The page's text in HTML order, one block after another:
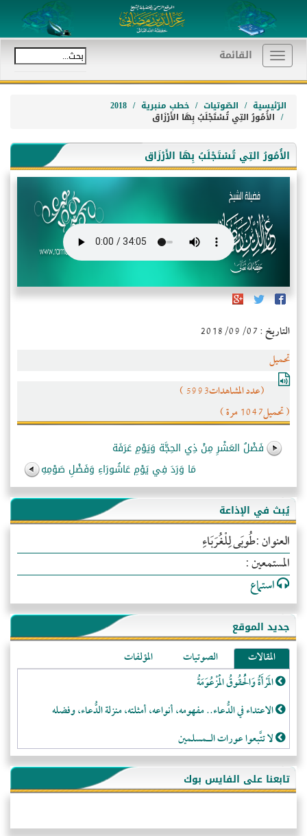
Toggle
navigation
القائمة
الرّئيسية الصّوتيات خطب منبرية 2018
الأُمُورُ التِي تُسْتَجْلَبُ بِهَا الأَرْزَاق
الأُمُورُ التِي تُسْتَجْلَبُ بِهَا الأَرْزَاق
التاريخ : 2018/09/07
تحميل
(عدد المشاهدات5993 )
( تحميل1047 مرة )
فَضْلُ العَشْرِ مِنْ ذِي الحِجَّة وَيَوْمِ عَرَفَة
مَا وَرَدَ فِي يَوْمِ عَاشُورَاءِ وَفَضْلِ صَوْمِهِ
يُبث في الإذاعة
العنوان :طُوبَى لِلْغُرَبَاءِ
المستمعين :
استماع
جديد الموقع
المقالات الصوتيات
المؤلفات
المَرْأَةُ وَالْحُقُوقُ الْمَزْعُوَمَةُ
الاعتداء في الدُّعاء.. مفهومه، أنواعه، أمثلته، منزلة الدُّعاء، وفضله
لا تتَّبعوا عورات الـمسلمين
فقه النَّصيحة عند الصَّحابة الكرام رضي الله عنهم
لَا عِزَّةَ إِلَّا بِالإِسْلَامِ
هذه سبيلنا فماذا تنقمون؟!
تابعنا على الفايس بوك